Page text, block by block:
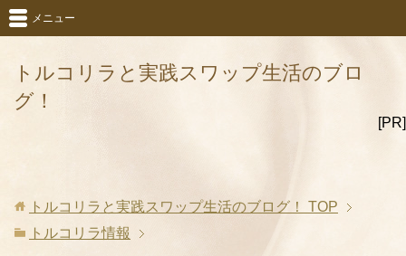
トルコリラと実践スワップ生活のブロ
グ！
[PR]
メニュー
トルコリラと実践スワップ生活のブログ！
TOP
トルコリラ情報